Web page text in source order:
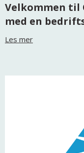
Velkommen til
med en
Les mer